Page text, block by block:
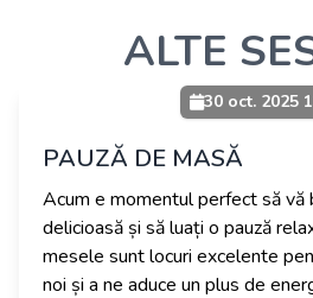
ALTE
30 oct. 2025
PAUZĂ DE MASĂ
Acum e momentul perfect să vă
delicioasă și să luați o pauză
mesele sunt locuri excelente
noi și a ne aduce un plus de